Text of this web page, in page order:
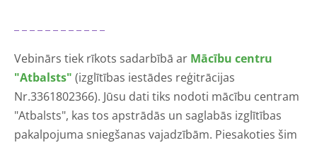
Vebinārs tiek rīkots sadarbībā ar Mācību centru
"Atbalsts" (izglītības iestādes reģitrācijas
Nr.3361802366). Jūsu dati tiks nodoti mācību centram
"Atbalsts", kas tos apstrādās un saglabās izglītības
pakalpojuma sniegšanas vajadzībām. Piesakoties šim